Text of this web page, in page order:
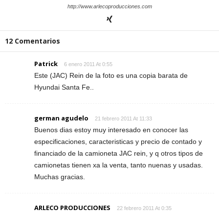
http://www.arlecoproducciones.com
12 Comentarios
Patrick 6 enero 2011 At 0:55
Este (JAC) Rein de la foto es una copia barata de
Hyundai Santa Fe..
german agudelo 21 febrero 2011 At 11:33
Buenos dias estoy muy interesado en conocer las
especificaciones, caracteristicas y precio de contado y
financiado de la camioneta JAC rein, y q otros tipos de
camionetas tienen xa la venta, tanto nuenas y usadas.
Muchas gracias.
ARLECO PRODUCCIONES 22 febrero 2011 At 0:35